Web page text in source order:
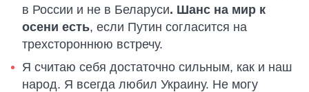
в России и не в Беларуси. Шанс на мир к
осени есть, если Путин согласится на
трехстороннюю встречу.
Я считаю себя достаточно сильным, как и наш
народ. Я всегда любил Украину. Не могу